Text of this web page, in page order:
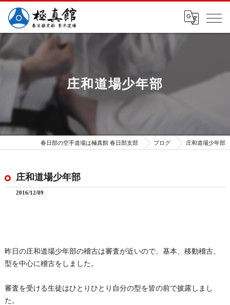
庄和道場少年部
春日部の空手道場は極真館 春日部支部 ブログ 庄和道場少年部
庄和道場少年部
2016/12/09
昨日の庄和道場少年部の稽古は審査が近いので、基本、移動稽古、
型を中心に稽古をしました。
審査を受ける生徒はひとりひとり自分の型を皆の前で披露しまし
た。